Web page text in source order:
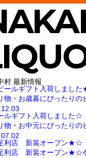
村 最新情報
ルギフト入荷しまし
物・お歳暮にぴったり
ルギフト入荷しました☆
物・お中元にぴったり
店 新装オープン★☆
店 新装オープン★☆令